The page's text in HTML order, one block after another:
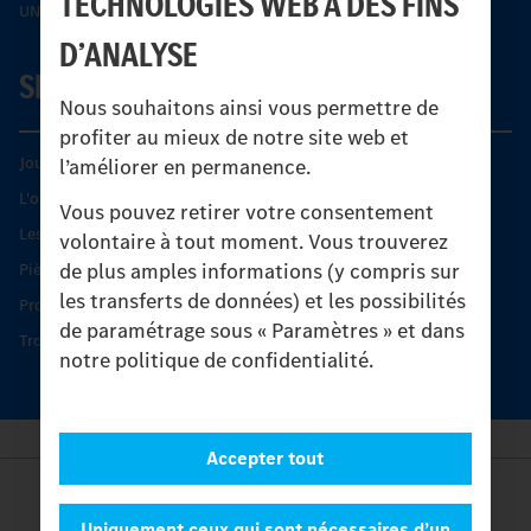
D’ANALYSE
Nous souhaitons ainsi vous permettre de
profiter au mieux de notre site web et
l’améliorer en permanence.
Vous pouvez retirer votre consentement
volontaire à tout moment. Vous trouverez
de plus amples informations (y compris sur
les transferts de données) et les possibilités
de paramétrage sous « Paramètres » et dans
notre politique de confidentialité.
Accepter tout
UNI-TOUCH®
SERVICE
Journées diagnostic Technique S.A.V Unimog
L'offre de services Unimog
Les produits phares
Pièces d’origine
Protection et maintien de la valeur
Trouver un partenaire
Provider
Legal Notice